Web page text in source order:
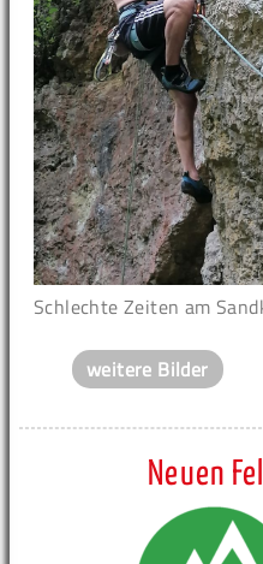
Schlechte Zeiten am
weitere Bilder
Neuen